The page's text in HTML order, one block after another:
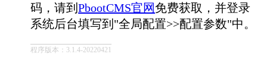
码，请到PbootCMS官网免费获取，并登录
系统后台填写到"全局配置>>配置参数"中。
程序版本：3.1.4-20220421